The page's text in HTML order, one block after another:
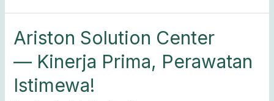
Ariston Solution Center
— Kinerja Prima, Perawatan
Istimewa!
Ariston
Solution
Prima,